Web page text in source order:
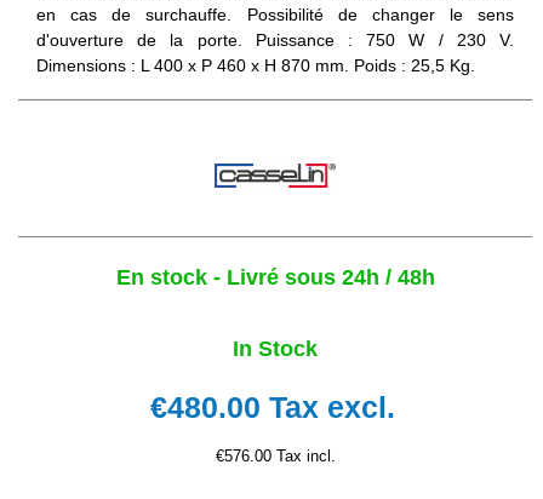
en cas de surchauffe. Possibilité de changer le sens
d'ouverture de la porte. Puissance : 750 W / 230 V.
Dimensions : L 400 x P 460 x H 870 mm. Poids : 25,5 Kg.
En stock - Livré sous 24h / 48h
In Stock
€480.00Tax excl.
€576.00 Tax incl.